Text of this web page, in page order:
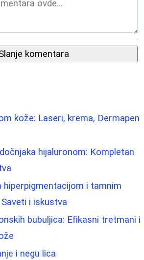
komentara
kože: Laseri, krema, Dermapen
hijaluronom: Kompletan
hiperpigmentacijom i tamnim
i iskustva
bubuljica: Efikasni tretmani i
i negu lica